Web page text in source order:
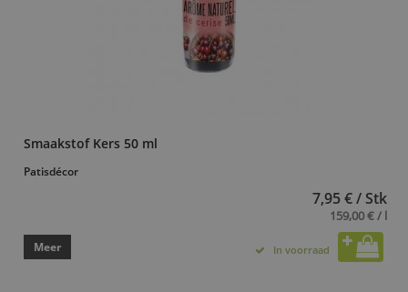
Smaakstof Kers 50 ml
Patisdécor
7,95 € / Stk
159,00 € / l
Meer In voorraad